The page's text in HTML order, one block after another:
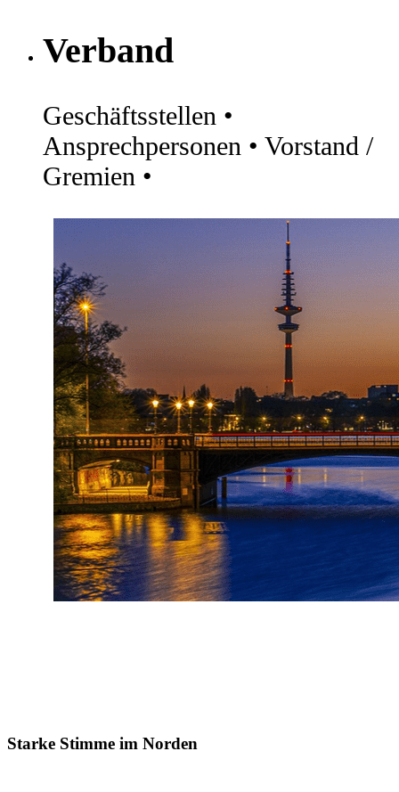
Verband
Geschäftsstellen •
Ansprechpersonen • Vorstand /
Gremien •
Starke Stimme im Norden